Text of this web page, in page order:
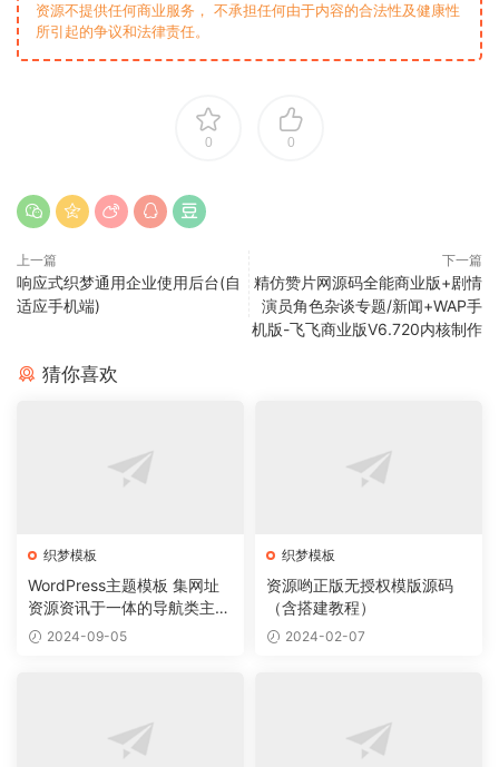
资源不提供任何商业服务， 不承担任何由于内容的合法性及健康性
所引起的争议和法律责任。
0 0
上一篇
响应式织梦通用企业使用后台(自
适应手机端)
下一篇
精仿赞片网源码全能商业版+剧情
演员角色杂谈专题/新闻+WAP手
机版-飞飞商业版V6.720内核制作
猜你喜欢
织梦模板
WordPress主题模板 集网址
资源资讯于一体的导航类主题
导航主题垂直行业模板
2024-09-05
织梦模板
资源哟正版无授权模版源码
（含搭建教程）
2024-02-07